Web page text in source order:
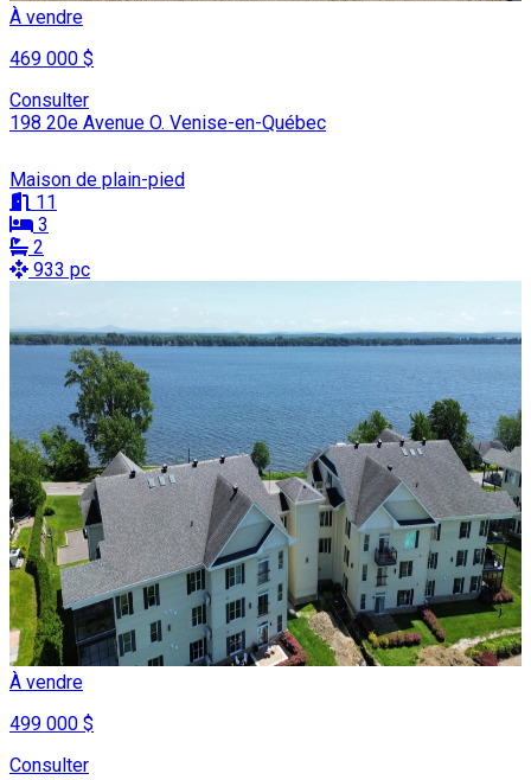
À vendre
469 000 $
Consulter
198 20e Avenue O. Venise-en-Québec
Maison de plain-pied
11
3
2
933 pc
À vendre
499 000 $
Consulter